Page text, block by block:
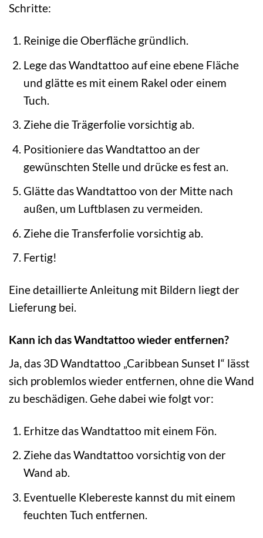
Schritte:
Reinige die Oberfläche gründlich.
Lege das Wandtattoo auf eine ebene Fläche
und glätte es mit einem Rakel oder einem
Tuch.
Ziehe die Trägerfolie vorsichtig ab.
Positioniere das Wandtattoo an der
gewünschten Stelle und drücke es fest an.
Glätte das Wandtattoo von der Mitte nach
außen, um Luftblasen zu vermeiden.
Ziehe die Transferfolie vorsichtig ab.
Fertig!
Eine detaillierte Anleitung mit Bildern liegt der
Lieferung bei.
Kann ich das Wandtattoo wieder entfernen?
Ja, das 3D Wandtattoo „Caribbean Sunset I“ lässt
sich problemlos wieder entfernen, ohne die Wand
zu beschädigen. Gehe dabei wie folgt vor:
Erhitze das Wandtattoo mit einem Fön.
Ziehe das Wandtattoo vorsichtig von der
Wand ab.
Eventuelle Klebereste kannst du mit einem
feuchten Tuch entfernen.